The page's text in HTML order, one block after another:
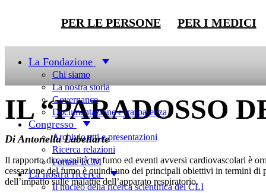
PER LE PERSONE PER I MEDICI
La Fondazione
Chi siamo
La nostra storia
Governance
Documentazione e trasparenza
Congresso
Archivio atti e presentazioni
Ricerca relazioni
Portale ECM
La nostra ricerca
Il nucleo della ricerca scientifica del CLI
Newsletter
IL “PARADOSSO
Di Antonella Labellarte
Il rapporto di causalità tra fumo ed eventi avversi cardiovascolari è
cessazione del fumo è quindi uno dei principali obiettivi in termini di
dell’impatto sulle malattie dell’apparato respiratorio.